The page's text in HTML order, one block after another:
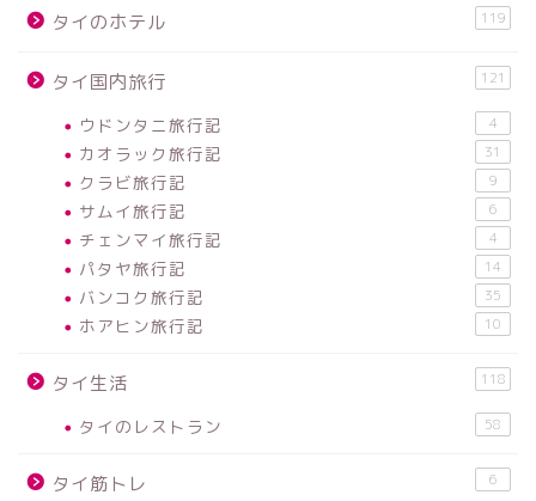
タイのホテル 119
タイ国内旅行 121
ウドンタニ旅行記 4
カオラック旅行記 31
クラビ旅行記 9
サムイ旅行記 6
チェンマイ旅行記 4
パタヤ旅行記 14
バンコク旅行記 35
ホアヒン旅行記 10
タイ生活 118
タイのレストラン 58
タイ筋トレ 6